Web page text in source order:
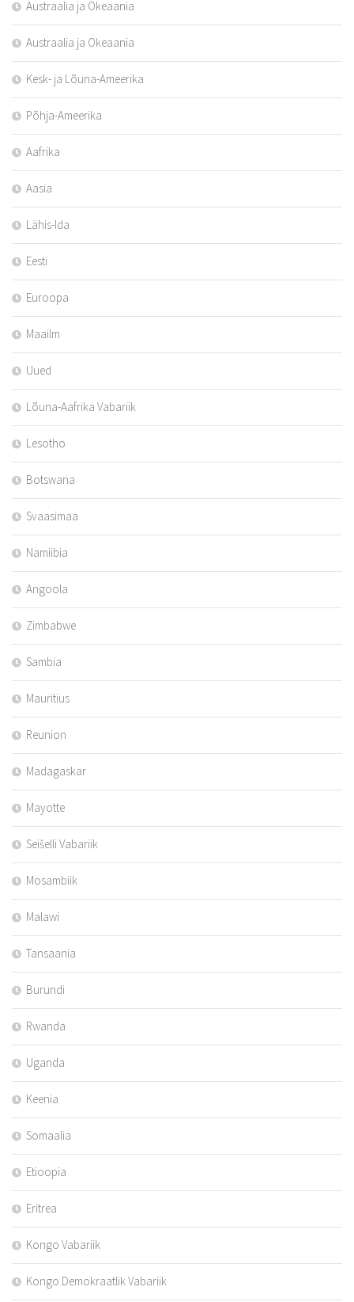
Austraalia ja Okeaania
Austraalia ja Okeaania
Kesk- ja Lõuna-Ameerika
Põhja-Ameerika
Aafrika
Aasia
Lähis-Ida
Eesti
Euroopa
Maailm
Uued
Lõuna-Aafrika Vabariik
Lesotho
Botswana
Svaasimaa
Namiibia
Angoola
Zimbabwe
Sambia
Mauritius
Reunion
Madagaskar
Mayotte
Seišelli Vabariik
Mosambiik
Malawi
Tansaania
Burundi
Rwanda
Uganda
Keenia
Somaalia
Etioopia
Eritrea
Kongo Vabariik
Kongo Demokraatlik Vabariik